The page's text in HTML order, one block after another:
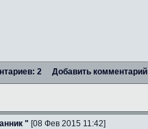
2
Добавить комментарий
" [08 Фев 2015 11:42]